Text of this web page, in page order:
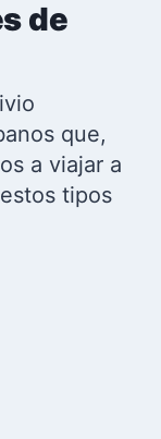
de
que,
a viajar a
tipos